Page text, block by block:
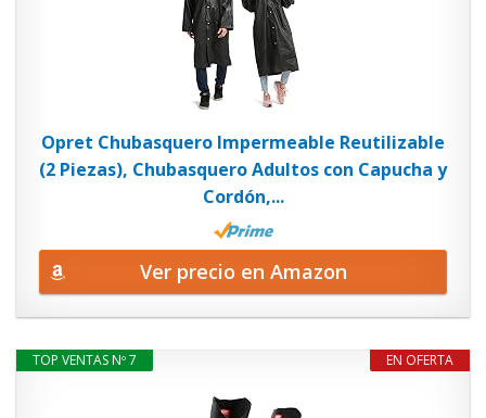
Opret Chubasquero Impermeable Reutilizable
(2 Piezas), Chubasquero Adultos con Capucha y
Cordón,...
Ver precio en Amazon
EN OFERTA
TOP VENTAS Nº 7